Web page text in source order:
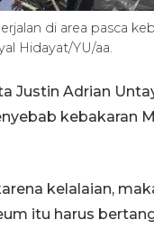
di area pasca
Hidayat/YU/aa.
Justin Adrian
kebakaran
kelalaian,
itu harus